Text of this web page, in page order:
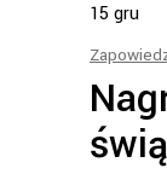
15 gru